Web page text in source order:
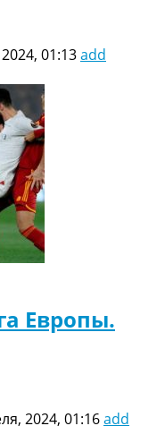
01:13add
Европы.
2024, 01:16add